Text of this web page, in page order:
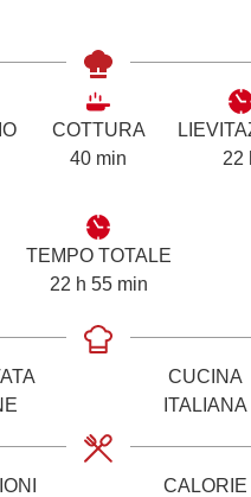
COTTURA
40m
n
u
min
22
TEMPO TOTALE
22oh 55m
n
min
CUCINA
ITALIANA
CALORIE